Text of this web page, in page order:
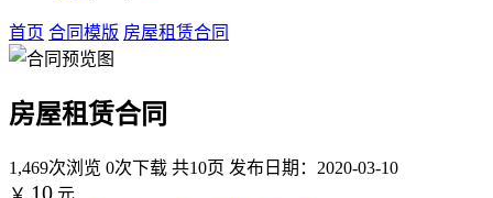
首页 合同模版 房屋租赁合同
房屋租赁合同
1,469次浏览 0次下载 共10页 发布日期：2020-03-10
￥ 10 元